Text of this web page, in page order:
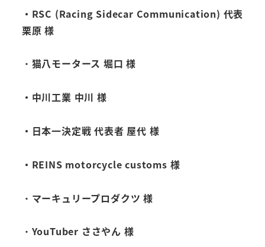
・RSC (Racing Sidecar Communication) 代表
栗原 様
・ 猫八モータース 堀口 様
・中川工業 中川 様
・日本一決定戦 代表者 屋代 様
・REINS motorcycle customs 様
・ マーキュリープロダクツ 様
・ YouTuber ささやん 様